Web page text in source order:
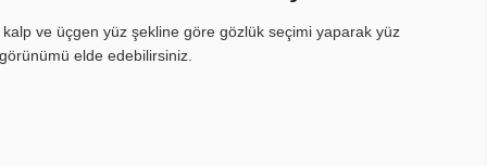
ve üçgen yüz şekline göre gözlük seçimi yaparak yüz
elde edebilirsiniz.